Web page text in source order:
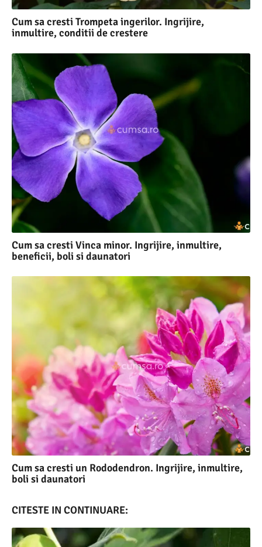
Cum sa cresti Trompeta ingerilor. Ingrijire,
inmultire, conditii de crestere
Cum sa cresti Vinca minor. Ingrijire, inmultire,
beneficii, boli si daunatori
Cum sa cresti un Rododendron. Ingrijire, inmultire,
boli si daunatori
CITESTE IN CONTINUARE: